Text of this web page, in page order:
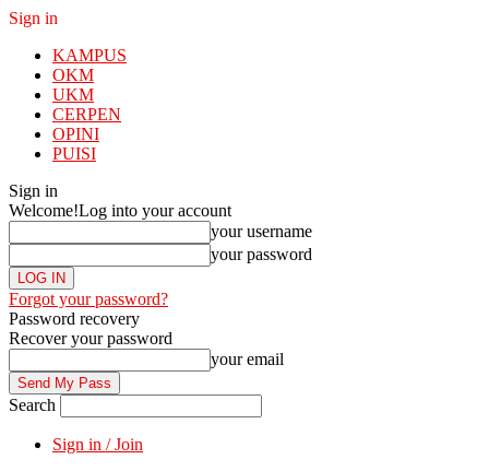
Sign in
KAMPUS
OKM
UKM
CERPEN
OPINI
PUISI
Sign in
Welcome!Log into your account
your username
your password
Forgot your password?
Password recovery
Recover your password
your email
Search
Sign in / Join